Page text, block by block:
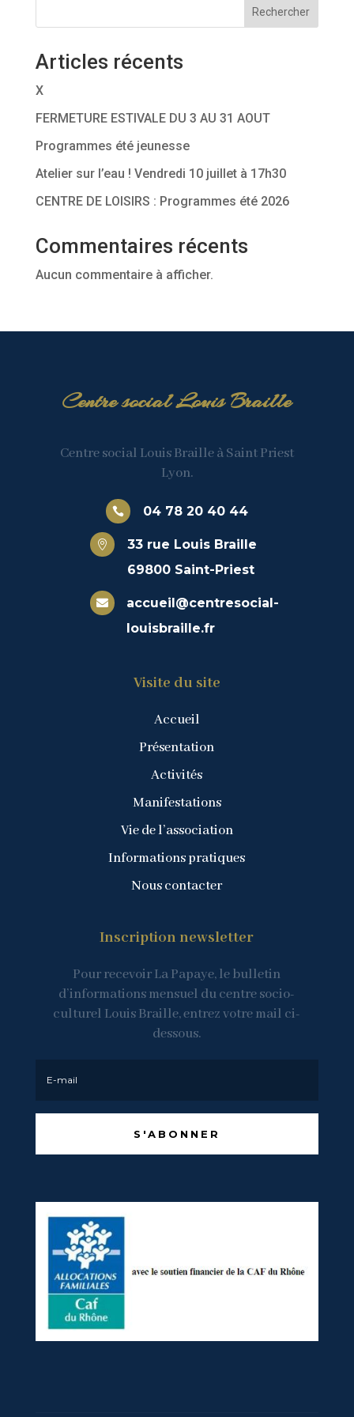
Rechercher
Articles récents
X
FERMETURE ESTIVALE DU 3 AU 31 AOUT
Programmes été jeunesse
Atelier sur l’eau ! Vendredi 10 juillet à 17h30
CENTRE DE LOISIRS : Programmes été 2026
Commentaires récents
Aucun commentaire à afficher.
Centre social Louis Braille
Centre social Louis Braille à Saint Priest
Lyon.
 04 78 20 40 44

33 rue Louis Braille
69800 Saint-Priest

accueil@centresocial-
louisbraille.fr
Visite du site
Accueil
Présentation
Activités
Manifestations
Vie de l’association
Informations pratiques
Nous contacter
Inscription newsletter
Pour recevoir La Papaye, le bulletin
d’informations mensuel du centre socio-
culturel Louis Braille, entrez votre mail ci-
dessous.
S'ABONNER